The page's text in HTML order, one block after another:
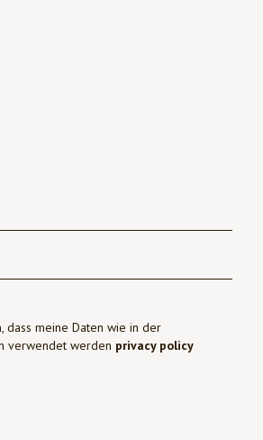
dass meine Daten wie in der
verwendet werden privacy policy